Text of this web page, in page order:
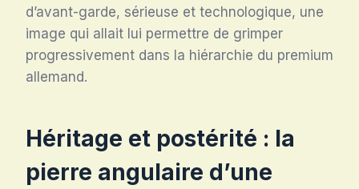
d’avant-garde, sérieuse et technologique, une
image qui allait lui permettre de grimper
progressivement dans la hiérarchie du premium
allemand.
Héritage et postérité : la
pierre angulaire d’une